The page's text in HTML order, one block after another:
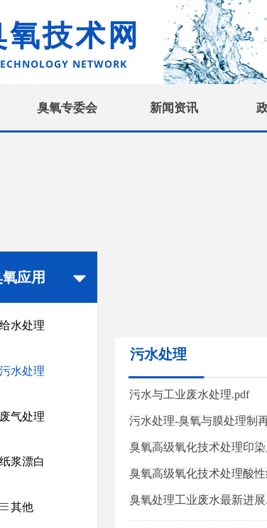
技术网
NETWORK
臭氧专委会 新闻资讯
污水处理
污水与工业废水处理.pdf
污水处理-臭氧与膜处理制
臭氧高级氧化技术处理印
臭氧高级氧化技术处理酸
臭氧处理工业废水最新进展
应用 뀓
给水处理
污水处理
废气处理
纸浆漂白
其他